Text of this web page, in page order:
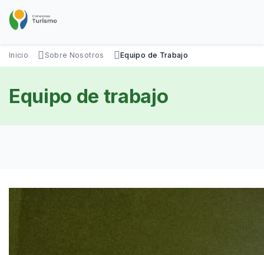
contenido
SOBRE NOSOTROS
DISFRUTÁ
VISITÁ
DATOS ÚTILES
Inicio Sobre Nosotros Equipo de Trabajo
Equipo de trabajo